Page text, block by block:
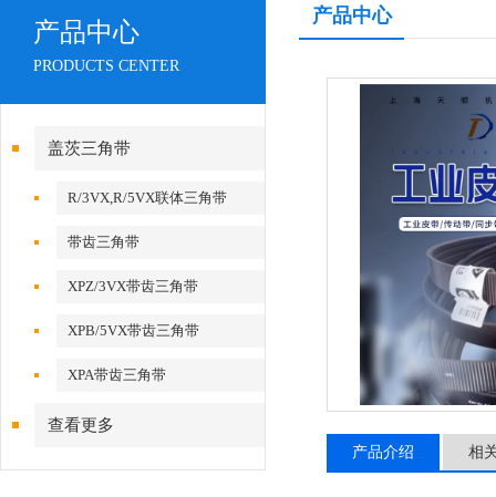
产品中心
PRODUCTS CENTER
盖茨三角带
R/3VX,R/5VX联体三角带
带齿三角带
XPZ/3VX带齿三角带
XPB/5VX带齿三角带
XPA带齿三角带
查看更多
产品中心
产品介绍 相